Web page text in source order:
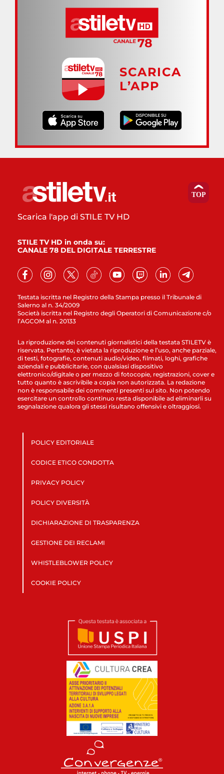
SCARICA
L’APP
Testata iscritta nel Registro della Stampa presso il Tribunale di
Salerno al n. 34/2009
Società iscritta nel Registro degli Operatori di Comunicazione c/o
l’AGCOM al n. 20133
Scarica l'app di STILE TV HD
STILE TV HD in onda su:
CANALE 78 DEL DIGITALE TERRESTRE
La riproduzione dei contenuti giornalistici della testata STILETV è
riservata. Pertanto, è vietata la riproduzione e l’uso, anche parziale,
di testi, fotografie, contenuti audio/video, filmati, loghi, grafiche
aziendali e pubblicitarie, con qualsiasi dispositivo
elettronico/digitale o per mezzo di fotocopie, registrazioni, cover e
tutto quanto è ascrivibile a copia non autorizzata. La redazione
non è responsabile dei commenti presenti sul sito. Non potendo
esercitare un controllo continuo resta disponibile ad eliminarli su
segnalazione qualora gli stessi risultano offensivi e oltraggiosi.
POLICY EDITORIALE
CODICE ETICO CONDOTTA
PRIVACY POLICY
POLICY DIVERSITÀ
DICHIARAZIONE DI TRASPARENZA
GESTIONE DEI RECLAMI
WHISTLEBLOWER POLICY
COOKIE POLICY